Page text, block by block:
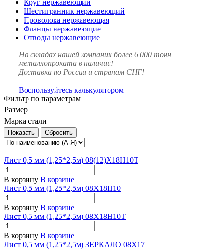
Круг нержавеющий
Шестигранник нержавеющий
Проволока нержавеющая
Фланцы нержавеющие
Отводы нержавеющие
На складах нашей компании более 6 000 тонн
металлопроката в наличии!
Доставка по России и странам СНГ!
Воспользуйтесь калькулятором
Фильтр по параметрам
Размер
Марка стали
Сбросить
Лист 0,5 мм (1,25*2,5м) 08(12)Х18Н10Т
В корзину В корзине
Лист 0,5 мм (1,25*2,5м) 08Х18Н10
В корзину В корзине
Лист 0,5 мм (1,25*2,5м) 08Х18Н10Т
В корзину В корзине
Лист 0,5 мм (1,25*2,5м) ЗЕРКАЛО 08Х17